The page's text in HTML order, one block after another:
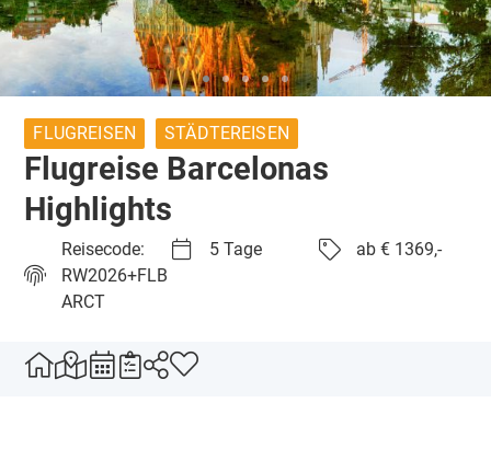
FLUGREISEN STÄDTEREISEN
Flugreise Barcelonas
Highlights
Reisecode:
RW2026+FLB
ARCT
5 Tage ab € 1369,-